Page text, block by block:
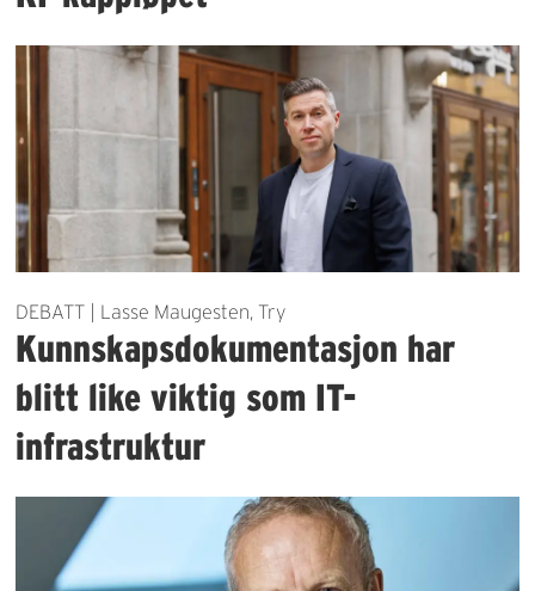
DEBATT | Lasse Maugesten, Try
Kunnskapsdokumentasjon har
blitt like viktig som IT-
infrastruktur